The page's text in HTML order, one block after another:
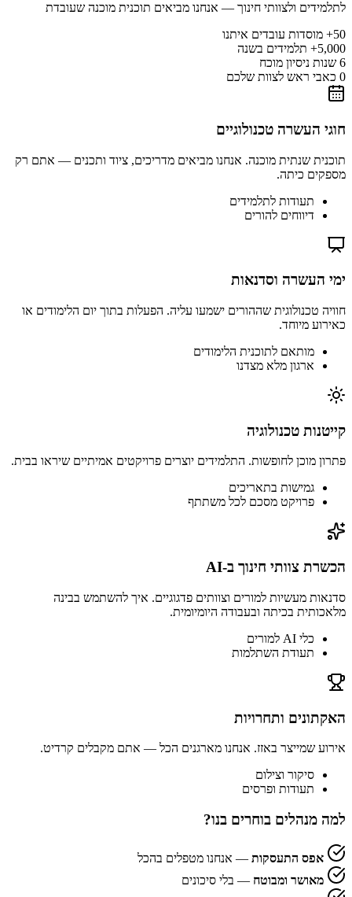
לתלמידים ולצוותי חינוך — אנחנו מביאים תוכנית מוכנה שעובדת
50+
מוסדות עובדים איתנו
5,000+
תלמידים בשנה
6 שנות ניסיון מוכח
0 כאבי ראש לצוות שלכם
חוגי העשרה טכנולוגיים
תוכנית שנתית מוכנה. אנחנו מביאים מדריכים, ציוד ותכנים — אתם רק
מספקים כיתה.
תעודות לתלמידים
דיווחים להורים
ימי העשרה וסדנאות
חוויה טכנולוגית שההורים ישמעו עליה. הפעלות בתוך יום הלימודים או
כאירוע מיוחד.
מותאם לתוכנית הלימודים
ארגון מלא מצדנו
קייטנות טכנולוגיה
פתרון מוכן לחופשות. התלמידים יוצרים פרויקטים אמיתיים שיראו בבית.
גמישות בתאריכים
פרויקט מסכם לכל משתתף
הכשרת צוותי חינוך ב-AI
סדנאות מעשיות למורים וצוותים פדגוגיים. איך להשתמש בבינה
מלאכותית בכיתה ובעבודה היומיומית.
כלי AI למורים
תעודת השתלמות
האקתונים ותחרויות
אירוע שמייצר באזז. אנחנו מארגנים הכל — אתם מקבלים קרדיט.
סיקור וצילום
תעודות ופרסים
למה מנהלים בוחרים בנו?
אפס התעסקות — אנחנו מטפלים בהכל
מאושר ומבוטח — בלי סיכונים